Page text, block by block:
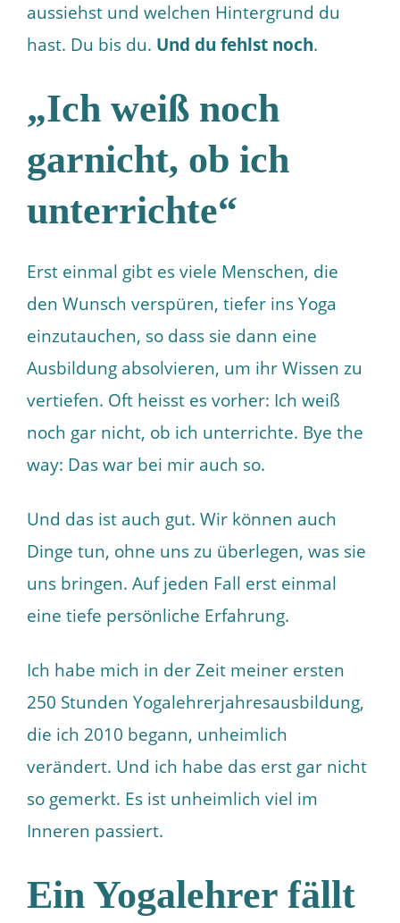
aussiehst und welchen Hintergrund du
hast. Du bis du. Und du fehlst noch.
„Ich weiß noch
garnicht, ob ich
unterrichte“
Erst einmal gibt es viele Menschen, die
den Wunsch verspüren, tiefer ins Yoga
einzutauchen, so dass sie dann eine
Ausbildung absolvieren, um ihr Wissen zu
vertiefen. Oft heisst es vorher: Ich weiß
noch gar nicht, ob ich unterrichte. Bye the
way: Das war bei mir auch so.
Und das ist auch gut. Wir können auch
Dinge tun, ohne uns zu überlegen, was sie
uns bringen. Auf jeden Fall erst einmal
eine tiefe persönliche Erfahrung.
Ich habe mich in der Zeit meiner ersten
250 Stunden Yogalehrerjahresausbildung,
die ich 2010 begann, unheimlich
verändert. Und ich habe das erst gar nicht
so gemerkt. Es ist unheimlich viel im
Inneren passiert.
Ein Yogalehrer fällt